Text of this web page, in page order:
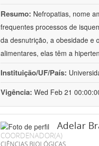
Resumo: Nefropatias, nome
frequentes processos de
da desnutrição, a obesidade e
alimentares, elas têm a
Instituição/UF/País:
Vigência: Wed Feb 21
Adelar
COORDENADOR(A)
CIÊNCIAS BIOLÓGICAS